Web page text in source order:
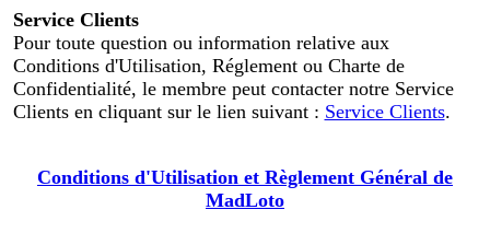
Service Clients
Pour toute question ou information relative aux
Conditions d'Utilisation, Réglement ou Charte de
Confidentialité, le membre peut contacter notre Service
Clients en cliquant sur le lien suivant : Service Clients.
Conditions d'Utilisation et Règlement Général de
MadLoto